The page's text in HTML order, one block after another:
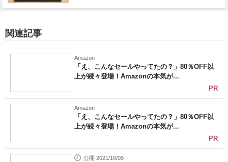
関連記事
Amazon
「え、こんなセールやってたの？」80％OFF以
上が続々登場！Amazonの本気が...
PR
Amazon
「え、こんなセールやってたの？」80％OFF以
上が続々登場！Amazonの本気が...
PR
公開 2021/10/09